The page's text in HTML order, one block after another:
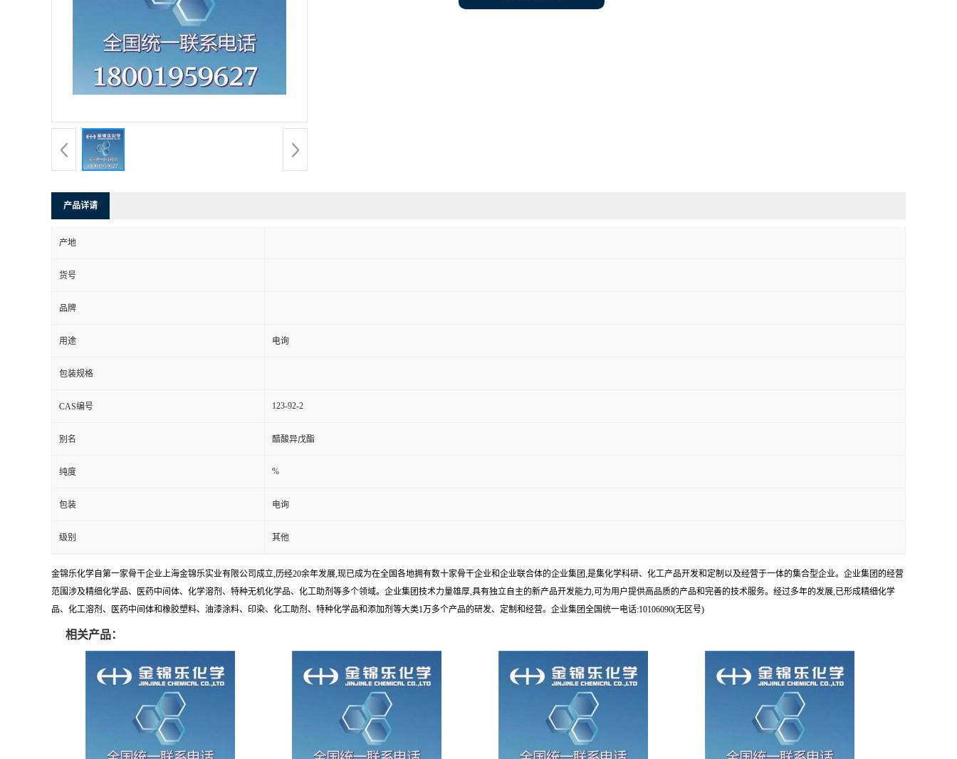
产品详请
产地
货号
品牌
用途 电询
包装规格
CAS编号 123-92-2
别名 醋酸异戊酯
纯度 %
包装 电询
级别 其他
金锦乐化学自第一家骨干企业上海金锦乐实业有限公司成立,历经20余年发展,现已成为在全国各地拥有数十家骨干企业和企业联合体的企业集团,是集化学科研、化工产品开发和定制以及经营于一体的集合型企业。企业集团的经营
范围涉及精细化学品、医药中间体、化学溶剂、特种无机化学品、化工助剂等多个领域。企业集团技术力量雄厚,具有独立自主的新产品开发能力,可为用户提供高品质的产品和完善的技术服务。经过多年的发展,已形成精细化学
品、化工溶剂、医药中间体和橡胶塑料、油漆涂料、印染、化工助剂、特种化学品和添加剂等大类1万多个产品的研发、定制和经营。企业集团全国统一电话:10106090(无区号)
相关产品：